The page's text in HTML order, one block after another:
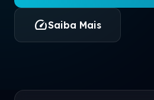
speedSaiba Mais